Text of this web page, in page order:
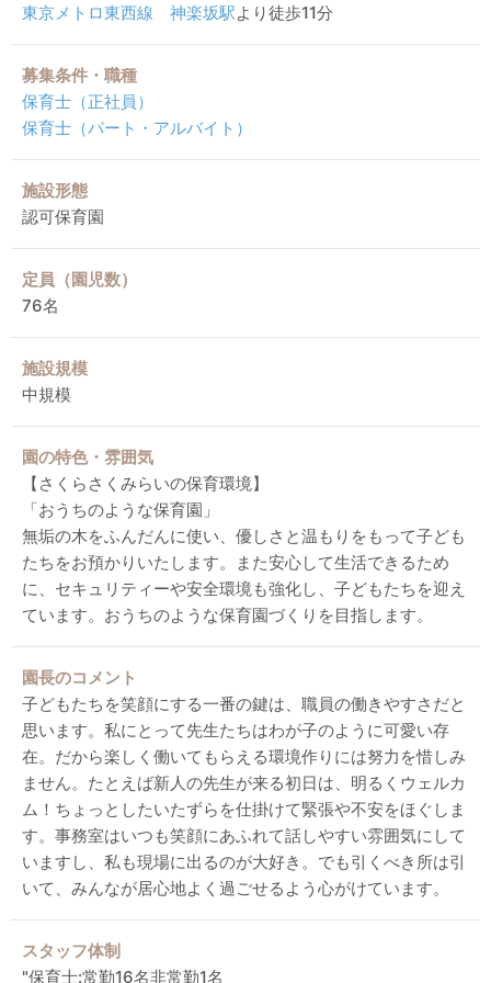
東京メトロ東西線
神楽坂駅より徒歩11分
募集条件・職種
保育士（正社員）
保育士（パート・アルバイト）
施設形態
認可保育園
定員（園児数）
76名
施設規模
中規模
園の特色・雰囲気
【さくらさくみらいの保育環境】
「おうちのような保育園」
無垢の木をふんだんに使い、優しさと温もりをもって子ども
たちをお預かりいたします。また安心して生活できるため
に、セキュリティーや安全環境も強化し、子どもたちを迎え
ています。おうちのような保育園づくりを目指します。
園長のコメント
子どもたちを笑顔にする一番の鍵は、職員の働きやすさだと
思います。私にとって先生たちはわが子のように可愛い存
在。だから楽しく働いてもらえる環境作りには努力を惜しみ
ません。たとえば新人の先生が来る初日は、明るくウェルカ
ム！ちょっとしたいたずらを仕掛けて緊張や不安をほぐしま
す。事務室はいつも笑顔にあふれて話しやすい雰囲気にして
いますし、私も現場に出るのが大好き。でも引くべき所は引
いて、みんなが居心地よく過ごせるよう心がけています。
スタッフ体制
"保育士:常勤16名非常勤1名